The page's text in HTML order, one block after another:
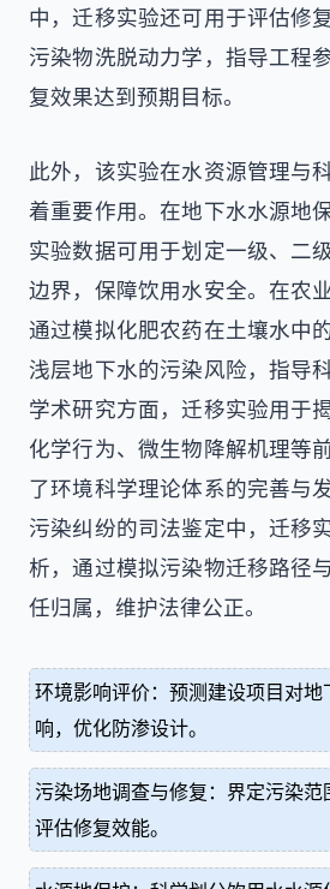
中，迁移实验还可用于评估修
污染物洗脱动力学，指导工程
复效果达到预期目标。
此外，该实验在水资源管理与
着重要作用。在地下水水源地
实验数据可用于划定一级、二
边界，保障饮用水安全。在农
通过模拟化肥农药在土壤水中
浅层地下水的污染风险，指导
学术研究方面，迁移实验用于
化学行为、微生物降解机理等
了环境科学理论体系的完善与
污染纠纷的司法鉴定中，迁移
析，通过模拟污染物迁移路径
任归属，维护法律公正。
环境影响评价：预测建设项目对
响，优化防渗设计。
污染场地调查与修复：界定污染范
评估修复效能。